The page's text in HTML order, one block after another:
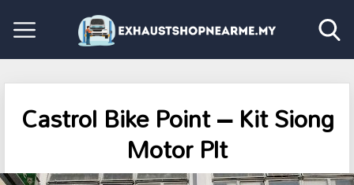
Castrol Bike Point – Kit Siong
Motor Plt